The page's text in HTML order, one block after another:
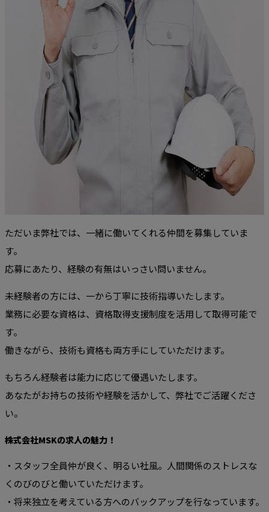
ただいま弊社では、一緒に働いてくれる仲間を募集していま
す。
応募にあたり、経験の有無はいっさい問いません。
未経験者の方には、一から丁寧に技術指導いたします。
業務に必要な資格は、資格取得支援制度を活用して取得可能で
す。
働きながら、技術も資格も両方手にしていただけます。
もちろん経験者は能力に応じて優遇いたします。
あなたがお持ちの技術や経験を活かして、弊社でご活躍くださ
い。
株式会社MSKの求人の魅力！
・スタッフ全員仲が良く、明るい社風。人間関係のストレスな
くのびのびと働いていただけます。
・将来独立を考えている方へのバックアップを行なっています。